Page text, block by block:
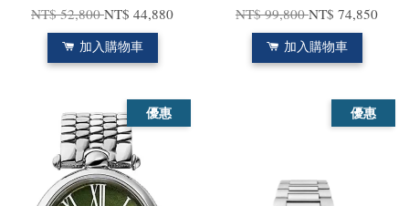
NT$ 52,800NT$ 44,880
加入購物車
NT$ 99,800NT$ 74,850
加入購物車
優惠 優惠